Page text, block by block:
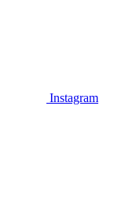
Instagram